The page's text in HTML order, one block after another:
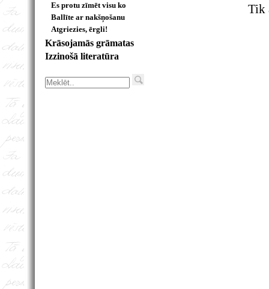
Es protu zīmēt visu ko
Ballīte ar nakšņošanu
Atgriezies, ērgli!
Krāsojamās grāmatas
Izzinošā literatūra
Tik